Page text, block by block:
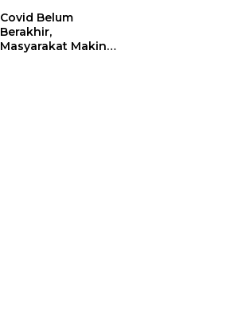
Covid Belum
Berakhir,
Masyarakat Makin